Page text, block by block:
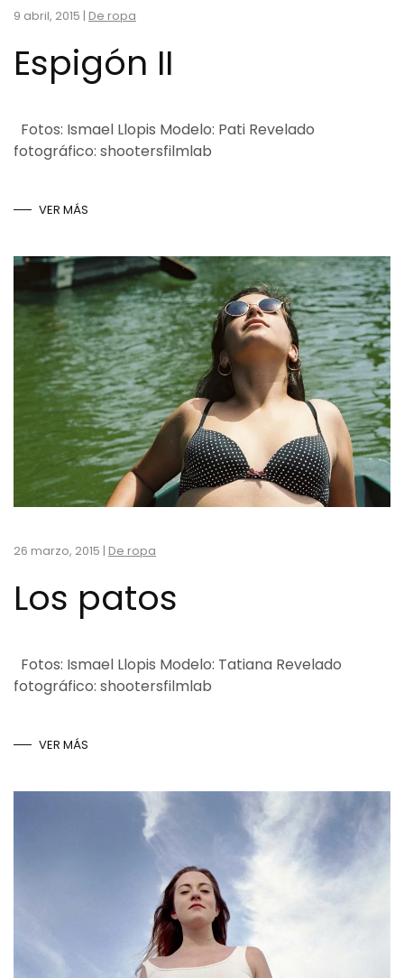
9 abril, 2015 | De ropa
Espigón II
Fotos: Ismael Llopis Modelo: Pati Revelado
fotográfico: shootersfilmlab
VER MÁS
26 marzo, 2015 | De ropa
Los patos
Fotos: Ismael Llopis Modelo: Tatiana Revelado
fotográfico: shootersfilmlab
VER MÁS